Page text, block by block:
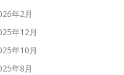
年2月
年12月
年10月
年8月